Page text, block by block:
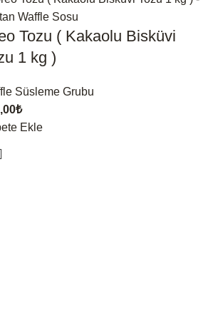
Tozu ( Kakaolu Bisküvi
1 kg )
Süsleme Grubu
₺
Ekle